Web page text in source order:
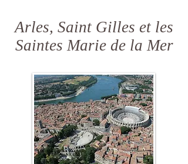
Arles, Saint Gilles et les
Saintes Marie de la Mer